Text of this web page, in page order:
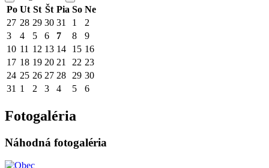
Po Ut St Št Pia So Ne
27 28 29 30 31 1
2
3
4 5 6 7 8
9
10 11 12 13 14 15 16
17 18 19 20 21 22 23
24 25 26 27 28 29 30
31 1 2 3 4 5 6
Fotogaléria
Náhodná fotogaléria